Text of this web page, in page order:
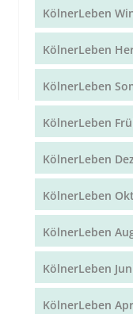
KölnerLeben
KölnerLeben
KölnerLeben
KölnerLeben
KölnerLeben
KölnerLeben
KölnerLeben
KölnerLeben
KölnerLeben